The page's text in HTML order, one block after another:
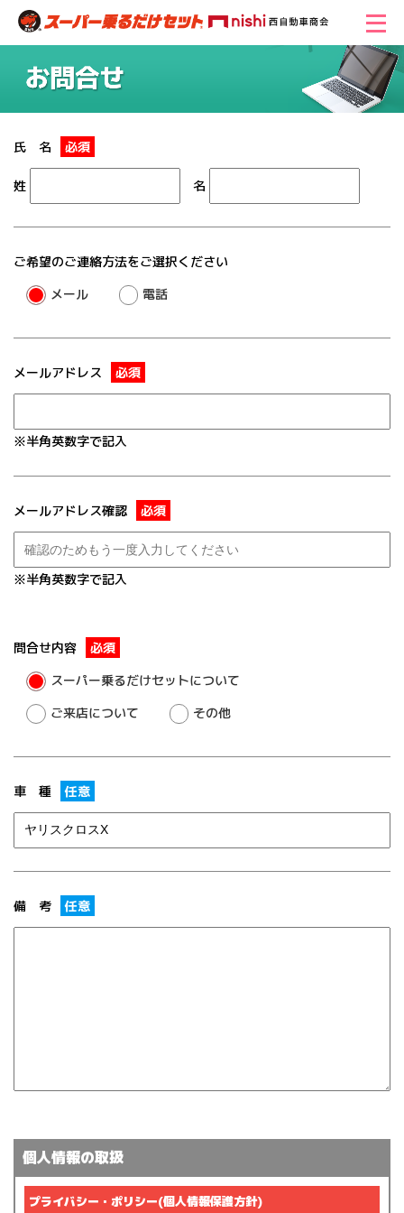
氏 名 必須
姓 名
ご希望のご連絡方法をご選択ください
メール
電話
メールアドレス 必須
※半角英数字で記入
メールアドレス確認 必須
※半角英数字で記入
問合せ内容
必須
スーパー乗るだけセットについて
ご来店について
その他
車 種 任意
備 考 任意
個人情報の取扱
プライバシー・ポリシー(個人情報保護方針)